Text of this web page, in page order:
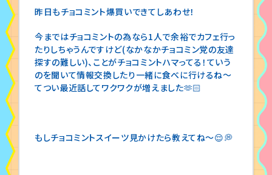
昨日もチョコミント爆買いできてしあわせ！
今まではチョコミントの為なら1人で余裕でカフェ行っ
たりしちゃうんですけど(なかなかチョコミン党の友達
探すの難しい)、ことがチョコミントハマってる！ていう
のを聞いて情報交換したり一緒に食べに行けるね〜
てつい最近話してワクワクが増えました🫶🏻
もしチョコミントスイーツ見かけたら教えてね〜😌💭